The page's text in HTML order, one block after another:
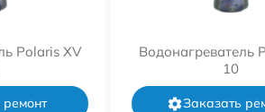
Polaris XV
Водонагреватель
10
Заказать